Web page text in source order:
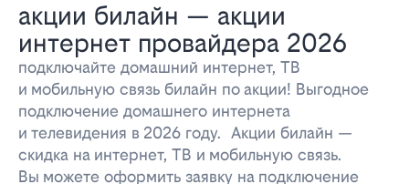
акции билайн — акции
интернет провайдера 2026
подключайте домашний интернет, ТВ
и мобильную связь билайн по акции! Выгодное
подключение домашнего интернета
и телевидения в 2026 году. Акции билайн —
скидка на интернет, ТВ и мобильную связь.
Вы можете оформить заявку на подключение